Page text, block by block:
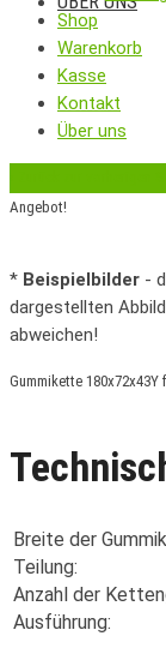
Shop
Warenkorb
Kasse
Kontakt
Über uns
Angebot!
* Beispielbilder -
dargestellten
abweichen!
Gummikette 180x72x43Y
Breite der
Teilung:
Anzahl der
Ausführung: